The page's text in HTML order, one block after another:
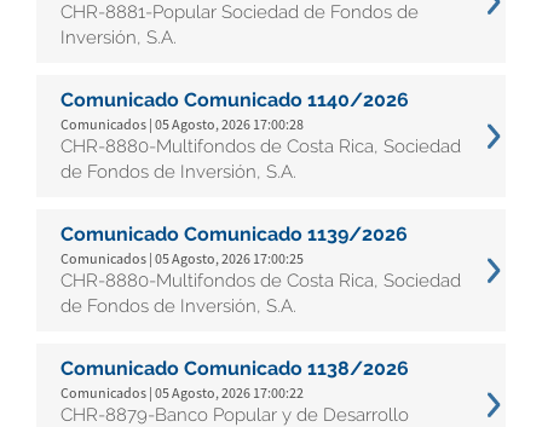
CHR-8881-Popular Sociedad de Fondos de
Inversión, S.A.
Comunicado Comunicado 1140/2026
Comunicados | 05 Agosto, 2026 17:00:28
CHR-8880-Multifondos de Costa Rica, Sociedad
de Fondos de Inversión, S.A.
Comunicado Comunicado 1139/2026
Comunicados | 05 Agosto, 2026 17:00:25
CHR-8880-Multifondos de Costa Rica, Sociedad
de Fondos de Inversión, S.A.
Comunicado Comunicado 1138/2026
Comunicados | 05 Agosto, 2026 17:00:22
CHR-8879-Banco Popular y de Desarrollo